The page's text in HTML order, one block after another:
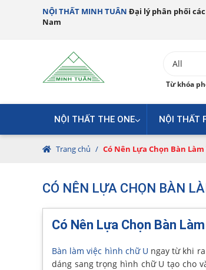
NỘI THẤT MINH TUÂN Đại lý phân phối
Nam
Từ khóa
NỘI THẤT THE ONE NỘI THẤT
Trang chủ / Có Nên Lựa Chọn Bàn
CÓ NÊN LỰA CHỌN BÀN
Có Nên Lựa Chọn Bàn
Bàn làm việc hình chữ U ngay từ khi
dáng sang trọng hình chữ U tạo cho